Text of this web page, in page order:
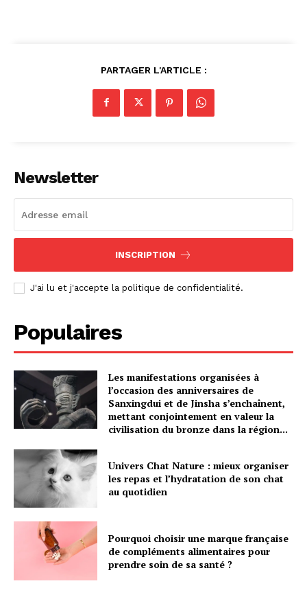
PARTAGER L'ARTICLE :
Newsletter
INSCRIPTION
J'ai lu et j'accepte la politique de confidentialité.
Populaires
Les manifestations organisées à
l’occasion des anniversaires de
Sanxingdui et de Jinsha s’enchaînent,
mettant conjointement en valeur la
civilisation du bronze dans la région...
Univers Chat Nature : mieux organiser
les repas et l’hydratation de son chat
au quotidien
Pourquoi choisir une marque française
de compléments alimentaires pour
prendre soin de sa santé ?